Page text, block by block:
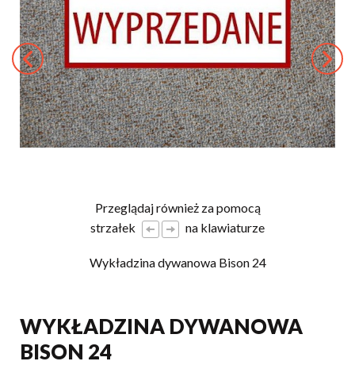
Przeglądaj również za pomocą
strzałek
na klawiaturze
Wykładzina dywanowa Bison 24
WYKŁADZINA DYWANOWA
BISON 24